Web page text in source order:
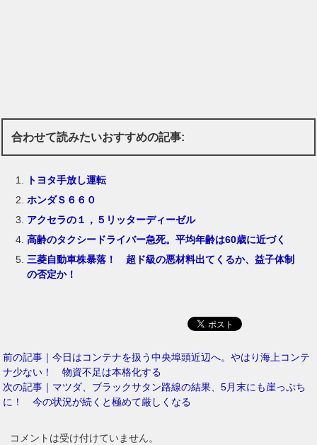
合わせて読みたいおすすめの記事:
トヨタ手放し運転
ホンダＳ６６０
アクセラの１，５リッターディーゼル
高齢のタクシードライバー急死。平均年齢は60歳に近づく
三菱自動車株暴落！ 超ド級の悪材料出てくるか、益子体制
の否定か！
前の記事｜今日はコンテナを扱う中央埠頭近辺へ。やはり海上コンテ
ナ少ない！ 物資不足は本格化する
次の記事｜マツダ、ブラックサタン路線の結果、5月末にも崖っぷち
に！ 今の状況が続くと極めて厳しくなる
コメントは受け付けていません。